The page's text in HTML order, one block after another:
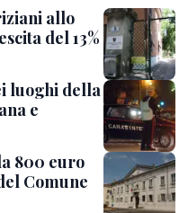
allo
del 13%
luoghi della
e
800 euro
Comune